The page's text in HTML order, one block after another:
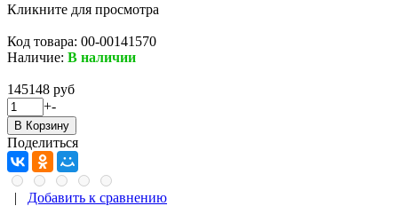
Кликните для просмотра
Код товара: 00-00141570
Наличие: В наличии
145148 руб
+-
Поделиться
| Добавить к сравнению